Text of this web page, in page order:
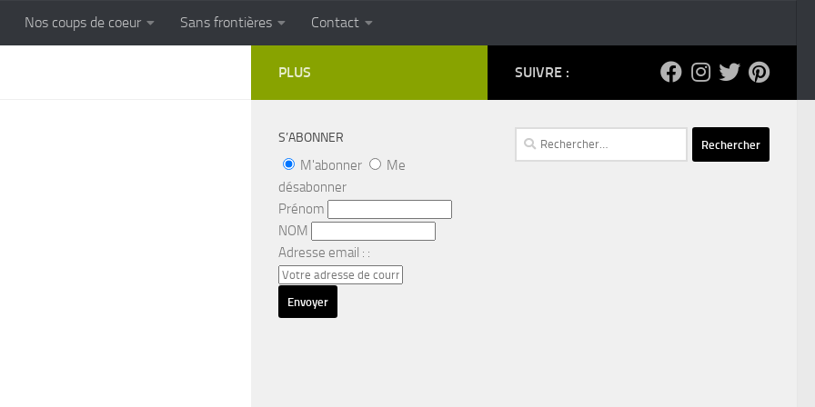
Cuisine populaire des terroirs
Nos coups de coeur Sans frontières Contact
SUIVRE :
Rechercher :
PLUS
S’ABONNER
M'abonner
Me
désabonner
Prénom
NOM
Adresse email : :